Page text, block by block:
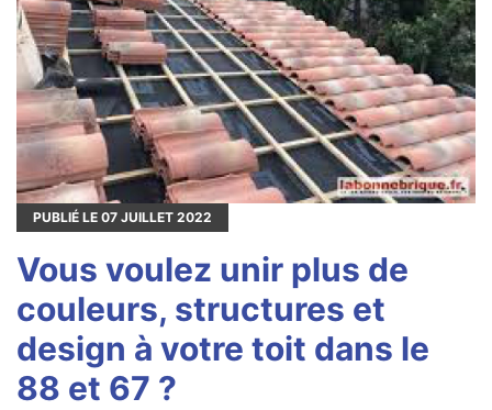
PUBLIÉ LE 07 JUILLET 2022
Vous voulez unir plus de
couleurs, structures et
design à votre toit dans le
88 et 67 ?